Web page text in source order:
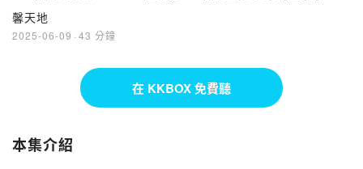
成為顯學 陳鳳馨 ╳ 丁學文
馨天地
2025-06-09 · 43 分鐘
在 KKBOX 免費聽
本集介紹